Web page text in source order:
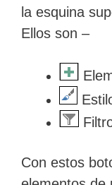
la esquina
Ellos son –
Con estos